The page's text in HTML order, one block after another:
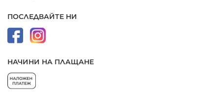
ПОСЛЕДВАЙТЕ НИ
НАЧИНИ НА ПЛАЩАНЕ